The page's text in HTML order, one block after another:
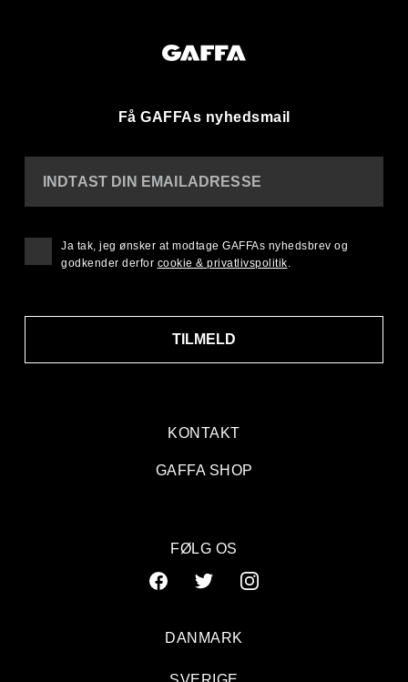
Få GAFFAs nyhedsmail
KONTAKT
GAFFA SHOP
INDTAST DIN EMAILADRESSE
TILMELD
Ja tak, jeg ønsker at modtage GAFFAs nyhedsbrev og
godkender derfor cookie & privatlivspolitik.
FØLG OS
DANMARK